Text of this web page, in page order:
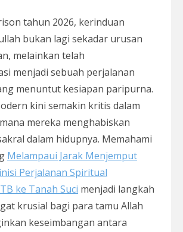
tahun 2026, kerinduan
bukan lagi sekadar urusan
melainkan telah
menjadi sebuah perjalanan
menuntut kesiapan paripurna.
kini semakin kritis dalam
mereka menghabiskan
dalam hidupnya. Memahami
Melampaui Jarak Menjemput
Perjalanan Spiritual
ke Tanah Suci menjadi langkah
krusial bagi para tamu Allah
keseimbangan antara